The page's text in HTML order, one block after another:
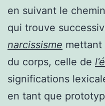
en suivant le
qui trouve
narcissisme mettant
du corps, celle de
significations
en tant que